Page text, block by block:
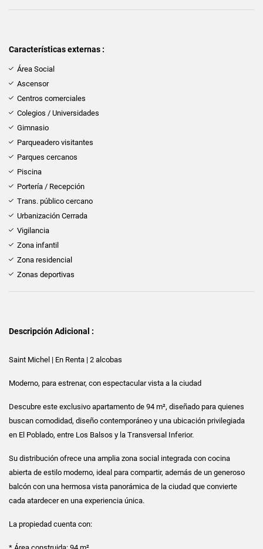
Características externas :
Área Social
Ascensor
Centros comerciales
Colegios / Universidades
Gimnasio
Parqueadero visitantes
Parques cercanos
Piscina
Portería / Recepción
Trans. público cercano
Urbanización Cerrada
Vigilancia
Zona infantil
Zona residencial
Zonas deportivas
Descripción Adicional :
Saint Michel | En Renta | 2 alcobas
Moderno, para estrenar, con espectacular vista a la ciudad
Descubre este exclusivo apartamento de 94 m², diseñado para quienes
buscan comodidad, diseño contemporáneo y una ubicación privilegiada
en El Poblado, entre Los Balsos y la Transversal Inferior.
Su distribución ofrece una amplia zona social integrada con cocina
abierta de estilo moderno, ideal para compartir, además de un generoso
balcón con una hermosa vista panorámica de la ciudad que convierte
cada atardecer en una experiencia única.
La propiedad cuenta con: